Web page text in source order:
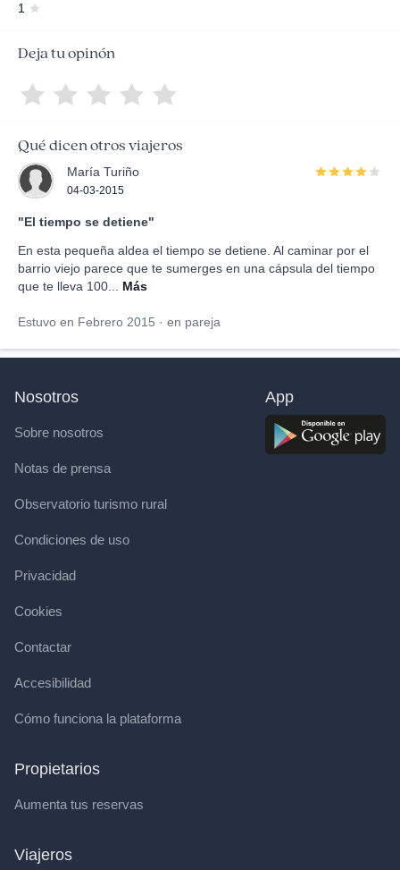
1
Deja tu opinón
Qué dicen otros viajeros
María Turiño
04-03-2015
"El tiempo se detiene"
En esta pequeña aldea el tiempo se detiene. Al caminar por el
barrio viejo parece que te sumerges en una cápsula del tiempo
que te lleva 100...
Más
Estuvo en Febrero 2015 · en pareja
Nosotros
Sobre nosotros
Notas de prensa
Observatorio turismo rural
Condiciones de uso
Privacidad
Cookies
Contactar
Accesibilidad
Cómo funciona la plataforma
Propietarios
Aumenta tus reservas
Viajeros
App